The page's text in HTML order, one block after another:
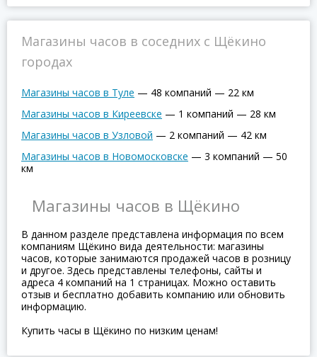
Магазины часов в соседних с Щёкино
городах
Магазины часов в Туле — 48 компаний — 22 км
Магазины часов в Киреевске — 1 компаний — 28 км
Магазины часов в Узловой — 2 компаний — 42 км
Магазины часов в Новомосковске — 3 компаний — 50
км
Магазины часов в Щёкино
В данном разделе представлена информация по всем
компаниям Щёкино вида деятельности: магазины
часов, которые занимаются продажей часов в розницу
и другое. Здесь представлены телефоны, сайты и
адреса 4 компаний на 1 страницах. Можно оставить
отзыв и бесплатно добавить компанию или обновить
информацию.
Купить часы в Щёкино по низким ценам!